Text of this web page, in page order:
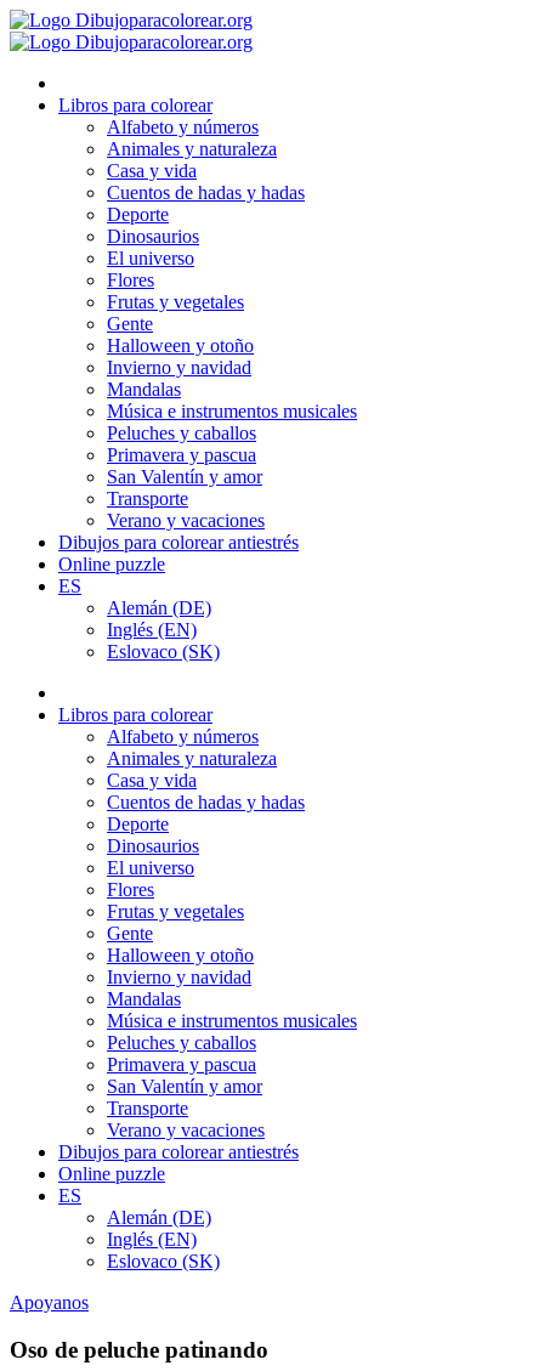
Ir
al
Libros para colorear
Alfabeto y números
Animales y naturaleza
Casa y vida
Cuentos de hadas y hadas
Deporte
Dinosaurios
El universo
Flores
Frutas y vegetales
Gente
Halloween y otoño
Invierno y navidad
Mandalas
Música e instrumentos musicales
Peluches y caballos
Primavera y pascua
San Valentín y amor
Transporte
Verano y vacaciones
Dibujos para colorear antiestrés
Online puzzle
ES
Alemán (DE)
Inglés (EN)
Eslovaco (SK)
Libros para colorear
Alfabeto y números
Animales y naturaleza
Casa y vida
Cuentos de hadas y hadas
Deporte
Dinosaurios
El universo
Flores
Frutas y vegetales
Gente
Halloween y otoño
Invierno y navidad
Mandalas
Música e instrumentos musicales
Peluches y caballos
Primavera y pascua
San Valentín y amor
Transporte
Verano y vacaciones
Dibujos para colorear antiestrés
Online puzzle
ES
Alemán (DE)
Inglés (EN)
Eslovaco (SK)
Apoyanos
Oso de peluche patinando